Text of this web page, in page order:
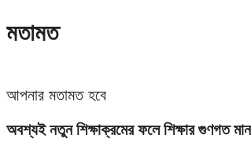
মতামত
আপনার মতামত হবে
অবশ্যই নতুন শিক্ষাক্রমের ফলে শিক্ষার গুণগত